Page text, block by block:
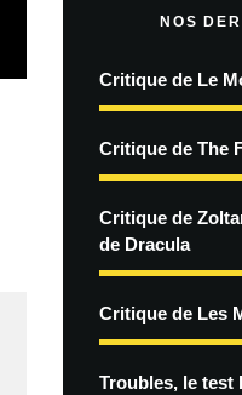
NOS
Critique de Le
Critique de The
Critique de
de Dracula
Critique de Les
Troubles, le test